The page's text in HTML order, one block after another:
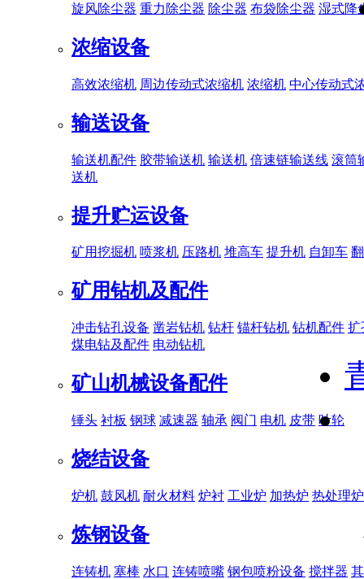
旋风除尘器 重力除尘器 除尘器 布袋除尘器 湿式降
浓缩设备
高效浓缩机 周边传动式浓缩机 浓缩机 中心传动式
输送设备
输送机配件 胶带输送机 输送机 倍速链输送线 滚筒
送机
提升贮运设备
矿用挖掘机 喷浆机 压路机 堆高车 提升机 自卸车
矿用钻机及配件
冲击钻孔设备 凿岩钻机 钻杆 锚杆钻机 钻机配件 扩
煤电钻及配件 电动钻机
矿山机械设备配件
锤头 衬板 钢球 减速器 轴承 阀门 电机 皮带 叶轮
烧结设备
炉机 鼓风机 耐火材料 炉衬 工业炉 加热炉 热处理炉
炼钢设备
连铸机 塞棒 水口 连铸喷嘴 钢包喷粉设备 搅拌器